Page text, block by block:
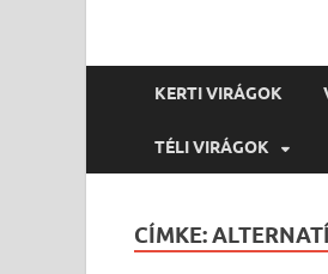
KERTI VIRÁGOK
TÉLI VIRÁGOK
CÍMKE: